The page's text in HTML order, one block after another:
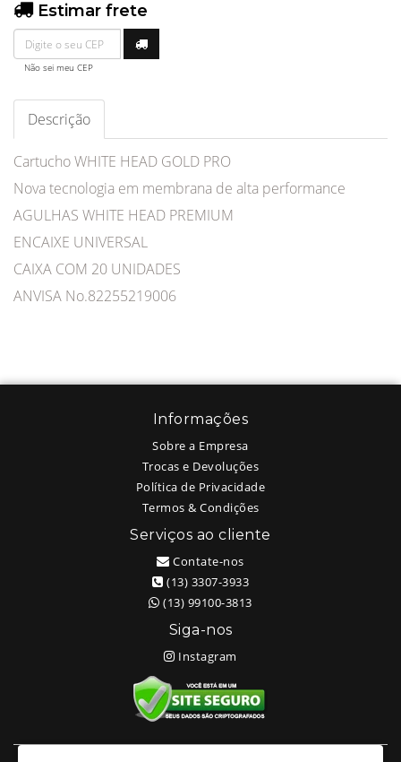
Estimar frete
Não sei meu CEP
Descrição
Cartucho WHITE HEAD GOLD PRO
Nova tecnologia em membrana de alta performance
AGULHAS WHITE HEAD PREMIUM
ENCAIXE UNIVERSAL
CAIXA COM 20 UNIDADES
ANVISA No.82255219006
Informações
Sobre a Empresa
Trocas e Devoluções
Política de Privacidade
Termos & Condições
Serviços ao cliente
Contate-nos
(13) 3307-3933
(13) 99100-3813
Siga-nos
Instagram